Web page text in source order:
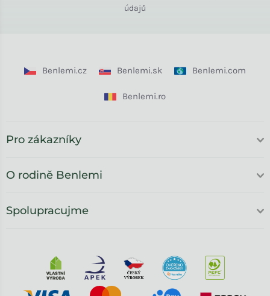
údajů
Benlemi.cz Benlemi.sk Benlemi.com
Benlemi.ro
Pro zákazníky
O rodině Benlemi
Spolupracujme